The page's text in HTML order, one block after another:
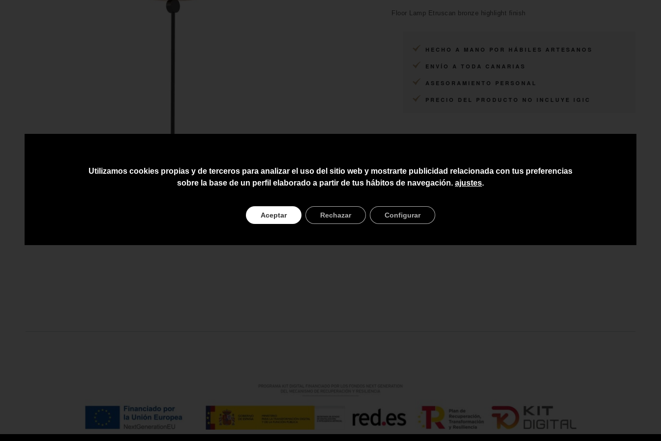
Floor Lamp Etruscan bronze highlight finish
HECHO A MANO POR HÁBILES ARTESANOS
ENVÍO A TODA CANARIAS
ASESORAMIENTO PERSONAL
PRECIO DEL PRODUCTO NO INCLUYE IGIC
Utilizamos cookies propias y de terceros para analizar el uso del sitio web y mostrarte publicidad relacionada con tus preferencias
sobre la base de un perfil elaborado a partir de tus hábitos de navegación. ajustes.
Aceptar Rechazar Configurar